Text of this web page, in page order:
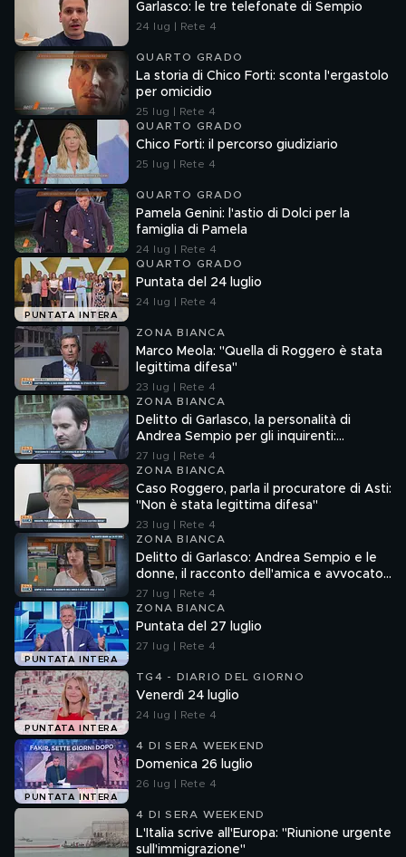
Garlasco: le tre telefonate di Sempio
24 lug | Rete 4
QUARTO GRADO
La storia di Chico Forti: sconta l'ergastolo
per omicidio
25 lug | Rete 4
QUARTO GRADO
Chico Forti: il percorso giudiziario
25 lug | Rete 4
QUARTO GRADO
Pamela Genini: l'astio di Dolci per la
famiglia di Pamela
24 lug | Rete 4
PUNTATA INTERA
QUARTO GRADO
Puntata del 24 luglio
24 lug | Rete 4
ZONA BIANCA
Marco Meola: "Quella di Roggero è stata
legittima difesa"
23 lug | Rete 4
ZONA BIANCA
Delitto di Garlasco, la personalità di
Andrea Sempio per gli inquirenti:
"Ossessionato e bugiardo"
27 lug | Rete 4
ZONA BIANCA
Caso Roggero, parla il procuratore di Asti:
"Non è stata legittima difesa"
23 lug | Rete 4
ZONA BIANCA
Delitto di Garlasco: Andrea Sempio e le
donne, il racconto dell'amica e avvocato
Angela Taccia
27 lug | Rete 4
PUNTATA INTERA
ZONA BIANCA
Puntata del 27 luglio
27 lug | Rete 4
PUNTATA INTERA
TG4 - DIARIO DEL GIORNO
Venerdì 24 luglio
24 lug | Rete 4
PUNTATA INTERA
4 DI SERA WEEKEND
Domenica 26 luglio
26 lug | Rete 4
4 DI SERA WEEKEND
L'Italia scrive all'Europa: "Riunione urgente
sull'immigrazione"